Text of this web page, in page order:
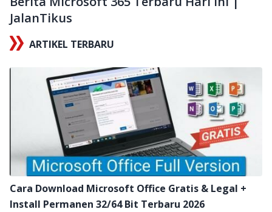
JalanTikus
ARTIKEL TERBARU
Cara Download Microsoft Office Gratis & Legal +
Install Permanen 32/64 Bit Terbaru 2026